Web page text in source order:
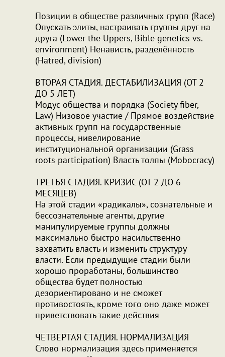
Позиции в обществе различных групп (Race)
Опускать элиты, настраивать группы друг на
друга (Lower the Uppers, Bible genetics vs.
environment) Ненависть, разделённость
(Hatred, division)
ВТОРАЯ СТАДИЯ. ДЕСТАБИЛИЗАЦИЯ (ОТ 2
ДО 5 ЛЕТ)
Модус общества и порядка (Society fiber,
Law) Низовое участие / Прямое воздействие
активных групп на государственные
процессы, нивелирование
институциональной организации (Grass
roots participation) Власть толпы (Mobocracy)
ТРЕТЬЯ СТАДИЯ. КРИЗИС (ОТ 2 ДО 6
МЕСЯЦЕВ)
На этой стадии «радикалы», сознательные и
бессознательные агенты, другие
манипулируемые группы должны
максимально быстро насильственно
захватить власть и изменить структуру
власти. Если предыдущие стадии были
хорошо проработаны, большинство
общества будет полностью
дезориентировано и не сможет
противостоять, кроме того оно даже может
приветствовать такие действия
ЧЕТВЕРТАЯ СТАДИЯ. НОРМАЛИЗАЦИЯ
Слово нормализация здесь применяется